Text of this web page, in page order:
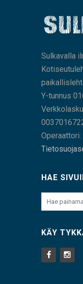
Sulkavalla
Y-tunnus
HAE
KÄY